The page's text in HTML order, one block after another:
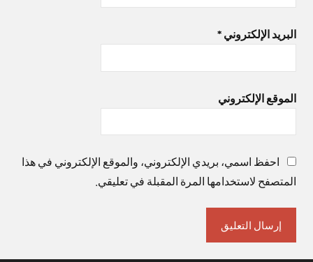
البريد الإلكتروني *
الموقع الإلكتروني
احفظ اسمي، بريدي الإلكتروني، والموقع الإلكتروني في هذا
المتصفح لاستخدامها المرة المقبلة في تعليقي.